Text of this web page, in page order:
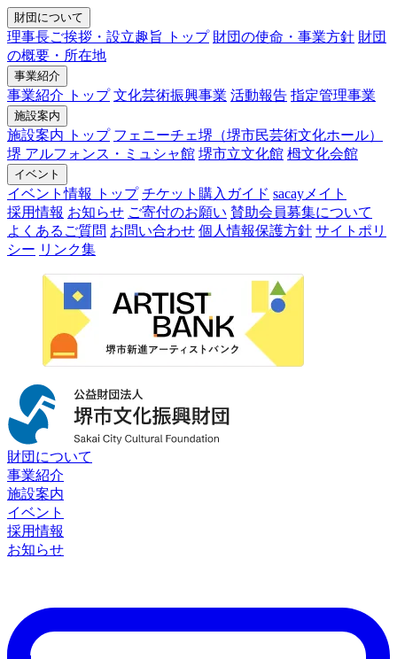
財団について
理事長ご挨拶・設立趣旨 トップ 財団の使命・事業方針 財団
の概要・所在地
事業紹介
事業紹介 トップ 文化芸術振興事業 活動報告 指定管理事業
施設案内
施設案内 トップ フェニーチェ堺（堺市民芸術文化ホール）
堺 アルフォンス・ミュシャ館 堺市立文化館 栂文化会館
イベント
イベント情報 トップ チケット購入ガイド sacayメイト
採用情報 お知らせ ご寄付のお願い 賛助会員募集について
よくあるご質問 お問い合わせ 個人情報保護方針 サイトポリ
シー リンク集
財団について
事業紹介
施設案内
イベント
採用情報
お知らせ